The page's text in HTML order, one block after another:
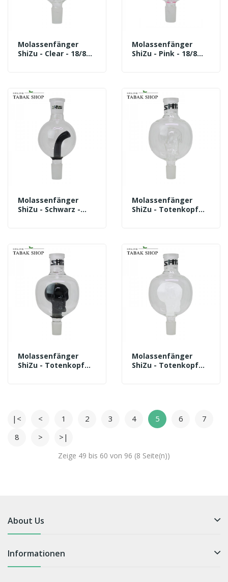
Molassenfänger
ShiZu - Clear - 18/8
Molassenfänger
ShiZu - Pink - 18/8
Molassenfänger
ShiZu - Schwarz -
Molassenfänger
ShiZu - Totenkopf
Molassenfänger
ShiZu - Totenkopf
Molassenfänger
ShiZu - Totenkopf
|< < 1 2 3 4 5 6
7
8
> >|
Zeige 49 bis 60 von 96 (8 Seite(n))
About Us
Informationen